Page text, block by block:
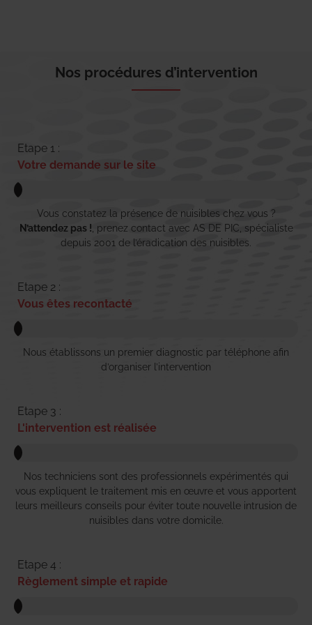
Nos procédures d’intervention
Etape 1 :
Votre demande sur le site
Vous constatez la présence de nuisibles chez vous ?
N’attendez pas ! , prenez contact avec AS DE PIC, spécialiste
depuis 2001 de l’éradication des nuisibles.
Etape 2 :
Vous êtes recontacté
Nous établissons un premier diagnostic par téléphone afin
d’organiser l’intervention
Etape 3 :
L'intervention est réalisée
Nos techniciens sont des professionnels expérimentés qui
vous expliquent le traitement mis en œuvre et vous apportent
leurs meilleurs conseils pour éviter toute nouvelle intrusion de
nuisibles dans votre domicile.
Etape 4 :
Règlement simple et rapide